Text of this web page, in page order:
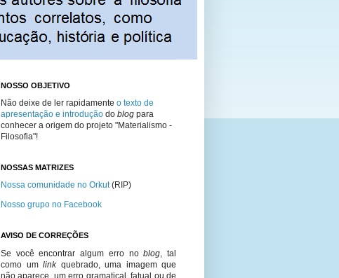
NOSSO OBJETIVO
Não deixe de ler rapidamente o texto de
apresentação e introdução do blog para
conhecer a origem do projeto "Materialismo -
Filosofia"!
NOSSAS MATRIZES
Nossa comunidade no Orkut(RIP)
Nosso grupo no Facebook
AVISO DE CORREÇÕES
Se você encontrar algum erro noblog, tal
como um linkquebrado, uma imagem que
não aparece, um erro gramatical, fatual ou de